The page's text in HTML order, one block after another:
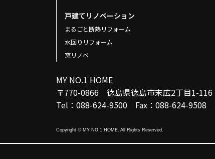
戸建てリノベーション
まるごと断熱リフォーム
水回りリフォーム
窓リノベ
MY NO.1 HOME
〒770-0866 徳島県徳島市末広2丁目1-116
Tel：088-624-9500 Fax：088-624-9508
Copyright © MY NO.1 HOME. All Rights Reserved.